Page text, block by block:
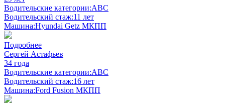
Водительские категории:ABC
Водительский стаж:11 лет
Машина:Hyundai Getz МКПП
Подробнее
Сергей Астафьев
34 года
Водительские категории:ABC
Водительский стаж:16 лет
Машина:Ford Fusion МКПП